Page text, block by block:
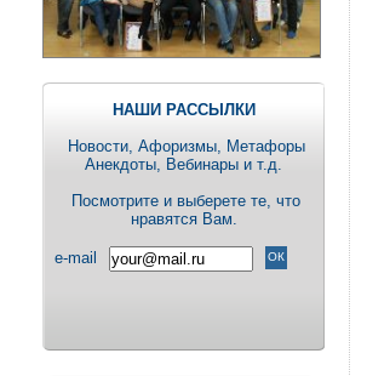
НАШИ РАССЫЛКИ
Новости, Aфоризмы, Метафоры
Анекдоты, Вебинары и т.д.
Посмотрите и выберете те, что
нравятся Вам.
e-mail